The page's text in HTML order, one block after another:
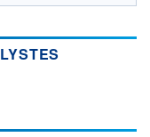
VEILLE